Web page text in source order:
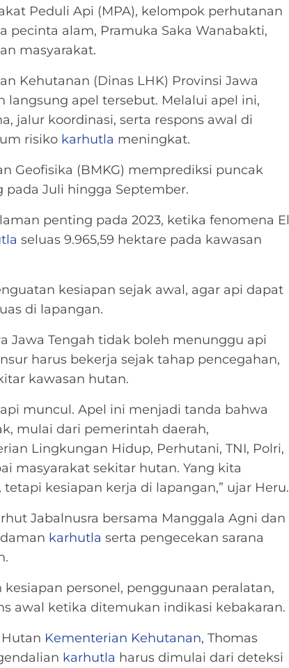
Peduli Api (MPA), kelompok perhutanan
pecinta alam, Pramuka Saka Wanabakti,
masyarakat.
Kehutanan (Dinas LHK) Provinsi Jawa
apel tersebut. Melalui apel ini,
jalur koordinasi, serta respons awal di
risiko karhutla meningkat.
Geofisika (BMKG) memprediksi puncak
Juli hingga September.
penting pada 2023, ketika fenomena El
seluas 9.965,59 hektare pada kawasan
kesiapan sejak awal, agar api dapat
di lapangan.
Jawa Tengah tidak boleh menunggu api
harus bekerja sejak tahap pencegahan,
kawasan hutan.
muncul. Apel ini menjadi tanda bahwa
mulai dari pemerintah daerah,
Lingkungan Hidup, Perhutani, TNI, Polri,
masyarakat sekitar hutan. Yang kita
kesiapan kerja di lapangan,” ujar Heru.
Jabalnusra bersama Manggala Agni dan
karhutla serta pengecekan sarana
personel, penggunaan peralatan,
awal ketika ditemukan indikasi kebakaran.
Kementerian Kehutanan, Thomas
karhutla harus dimulai dari deteksi